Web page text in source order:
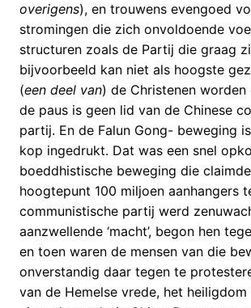
overigens), en trouwens evengoed
stromingen die zich onvoldoende
structuren zoals de Partij die graag
bijvoorbeeld kan niet als hoogste
(een deel van) de Christenen worden
de paus is geen lid van de Chinese
partij. En de Falun Gong- beweging
kop ingedrukt. Dat was een snel
boeddhistische beweging die
hoogtepunt 100 miljoen aanhangers
communistische partij werd
aanzwellende ‘macht’, begon hen
en toen waren de mensen van die
onverstandig daar tegen te
van de Hemelse vrede, het heiligdom